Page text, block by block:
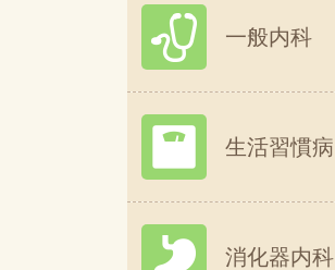
一般内科
生活習慣病
消化器内科